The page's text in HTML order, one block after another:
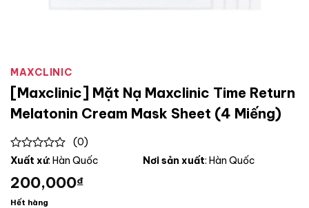
MAXCLINIC
[Maxclinic] Mặt Nạ Maxclinic Time Return
Melatonin Cream Mask Sheet (4 Miếng)
0
of
5
(0)
Xuất xứ: Hàn Quốc Nơi sản xuất: Hàn Quốc
200,000₫
Hết hàng